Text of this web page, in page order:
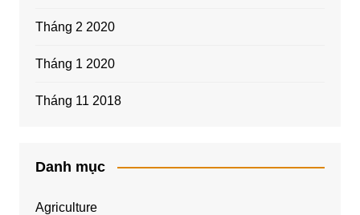
Tháng 2 2020
Tháng 1 2020
Tháng 11 2018
Danh mục
Agriculture